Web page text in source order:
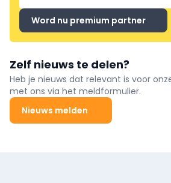
Word nu premium partner
Zelf nieuws te delen?
Heb je nieuws dat relevant is voor
met ons via het meldformulier.
Nieuws melden